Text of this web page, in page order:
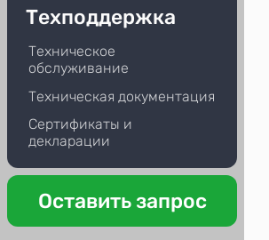
Техподдержка
Техническое
обслуживание
Техническая документация
Сертификаты и
декларации
Оставить запрос